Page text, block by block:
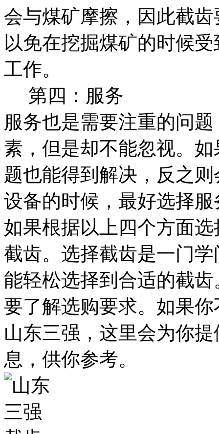
会与煤矿摩擦，因此截
以免在挖掘煤矿的时候
工作。
第四：服务
服务也是需要注重的问
素，但是却不能忽视。
题也能得到解决，反之
设备的时候，最好选择
如果根据以上四个方面
截齿。选择截齿是一门
能轻松选择到合适的截
要了解选购要求。如果
山东三强，这里会为你
息，供你参考。